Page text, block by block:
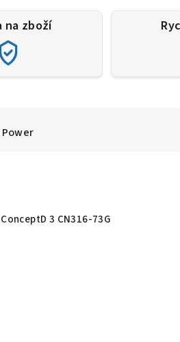
na zboží
3 CN316-73G